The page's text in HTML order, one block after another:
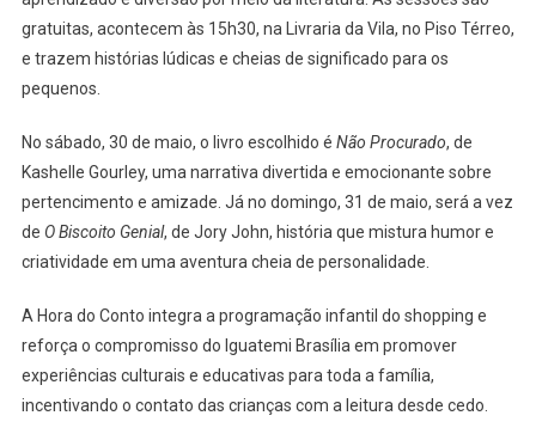
INFANTIL
gratuitas, acontecem às 15h30, na Livraria da Vila, no Piso Térreo,
e trazem histórias lúdicas e cheias de significado para os
pequenos.
No sábado, 30 de maio, o livro escolhido é Não Procurado, de
Kashelle Gourley, uma narrativa divertida e emocionante sobre
pertencimento e amizade. Já no domingo, 31 de maio, será a vez
de O Biscoito Genial, de Jory John, história que mistura humor e
criatividade em uma aventura cheia de personalidade.
A Hora do Conto integra a programação infantil do shopping e
reforça o compromisso do Iguatemi Brasília em promover
experiências culturais e educativas para toda a família,
incentivando o contato das crianças com a leitura desde cedo.